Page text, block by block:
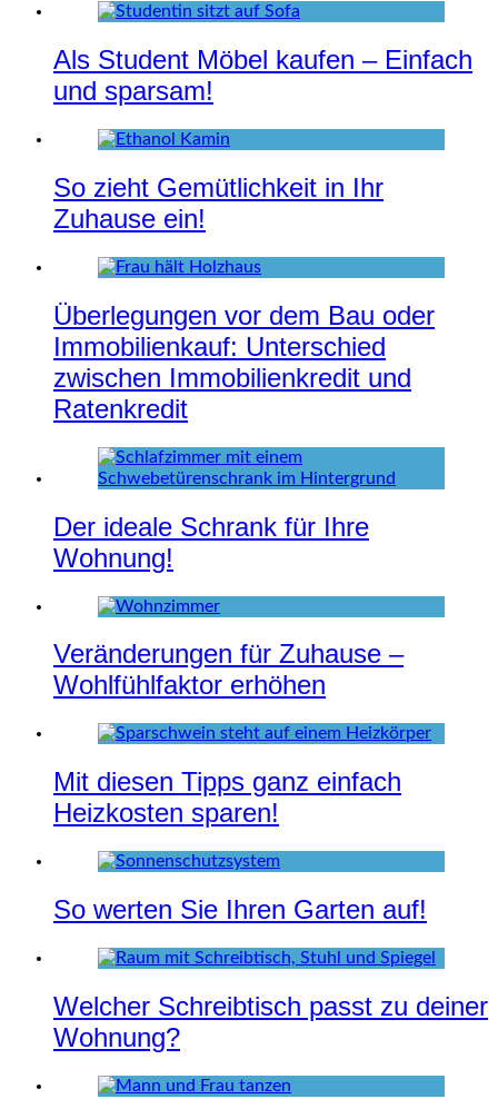
Als Student Möbel kaufen – Einfach
und sparsam!
So zieht Gemütlichkeit in Ihr
Zuhause ein!
Überlegungen vor dem Bau oder
Immobilienkauf: Unterschied
zwischen Immobilienkredit und
Ratenkredit
Der ideale Schrank für Ihre
Wohnung!
Veränderungen für Zuhause –
Wohlfühlfaktor erhöhen
Mit diesen Tipps ganz einfach
Heizkosten sparen!
So werten Sie Ihren Garten auf!
Welcher Schreibtisch passt zu deiner
Wohnung?